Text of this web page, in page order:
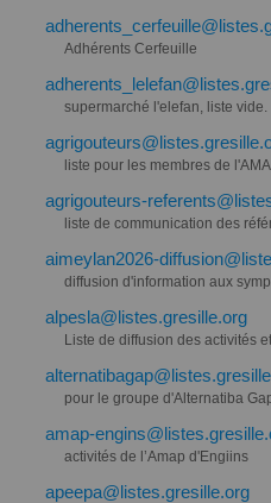
Adhérents Cerfeuille
supermarché l'elefan, liste vide.
liste pour les membres de
agrigouteurs-
liste de communication des
aimeylan2026-
diffusion d'information aux
alpesla@listes.gresille.org
Liste de diffusion des activités
pour le groupe d'Alternatiba
amap-
activités de l’Amap d'Engiins
apeepa@listes.gresille.org